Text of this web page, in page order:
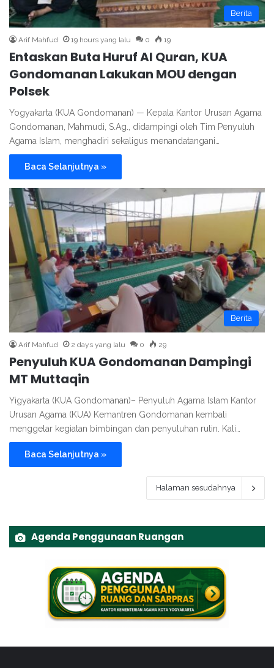
Berita
Arif Mahfud 19 hours yang lalu 0 19
Entaskan Buta Huruf Al Quran, KUA
Gondomanan Lakukan MOU dengan
Polsek
Yogyakarta (KUA Gondomanan) — Kepala Kantor Urusan Agama
Gondomanan, Mahmudi, S.Ag., didampingi oleh Tim Penyuluh
Agama Islam, menghadiri sekaligus menandatangani…
Baca Selanjutnya »
Berita
Arif Mahfud 2 days yang lalu 0 29
Penyuluh KUA Gondomanan Dampingi
MT Muttaqin
Yigyakarta (KUA Gondomanan)– Penyuluh Agama Islam Kantor
Urusan Agama (KUA) Kemantren Gondomanan kembali
menggelar kegiatan bimbingan dan penyuluhan rutin. Kali…
Baca Selanjutnya »
Halaman sesudahnya
Agenda Penggunaan Ruangan